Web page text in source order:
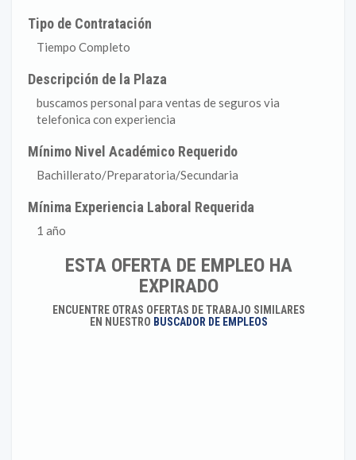
Tipo de Contratación
Tiempo Completo
Descripción de la Plaza
buscamos personal para ventas de seguros via
telefonica con experiencia
Mínimo Nivel Académico Requerido
Bachillerato/Preparatoria/Secundaria
Mínima Experiencia Laboral Requerida
1 año
ESTA OFERTA DE EMPLEO HA
EXPIRADO
ENCUENTRE OTRAS OFERTAS DE TRABAJO SIMILARES
EN NUESTRO BUSCADOR DE EMPLEOS